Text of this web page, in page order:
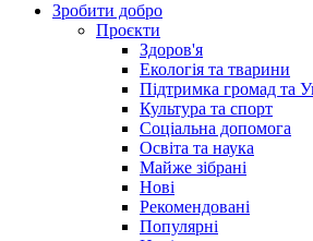
Зробити добро
Проєкти
Здоров'я
Екологія та тварини
Підтримка громад та
Культура та спорт
Соціальна допомога
Освіта та наука
Майже зібрані
Нові
Рекомендовані
Популярні